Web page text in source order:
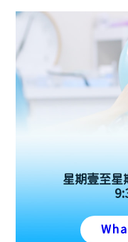
星期壹至星